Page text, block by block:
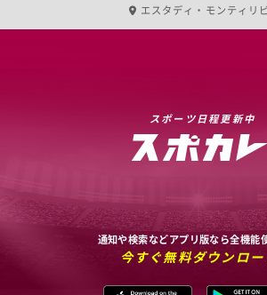
エスタディ・モンティリビ
スポーツ日程更新中
通知や検索などアプリ版なら全機能
今すぐ無料ダウンロ